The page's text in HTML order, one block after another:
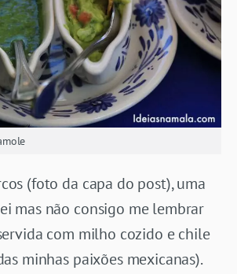
(foto da capa do post), uma
mas não consigo me lembrar
com milho cozido e chile
minhas paixões mexicanas).